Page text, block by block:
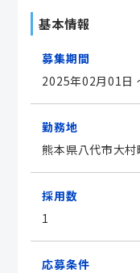
基本情報
募集期間
2025年02月01日
勤務地
熊本県八代市大
採用数
1
応募条件